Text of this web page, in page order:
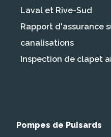
Laval et Rive-Sud
Rapport d'assurance
canalisations
Inspection de clapet
Pompes de Puisards